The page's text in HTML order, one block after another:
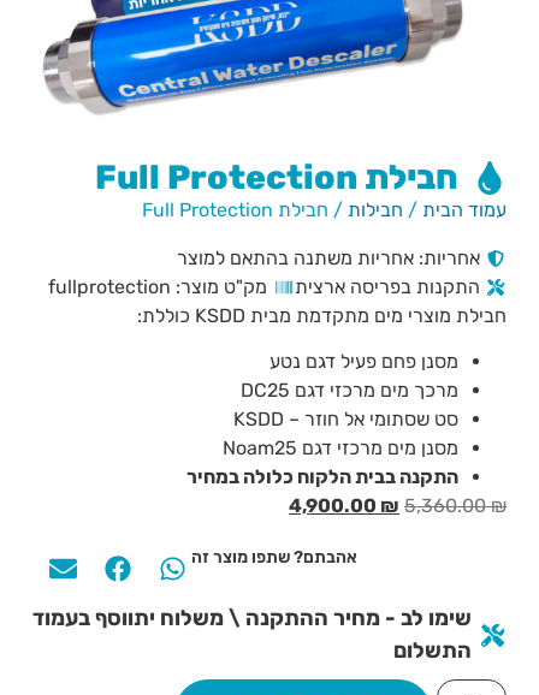
חבילת Full Protection
עמוד הבית / חבילות / חבילת Full Protection
אחריות: אחריות משתנה בהתאם למוצר
התקנות בפריסה ארצית
מק"ט מוצר: fullprotection
חבילת מוצרי מים מתקדמת מבית KSDD כוללת:
מסנן פחם פעיל דגם נטע
מרכך מים מרכזי דגם DC25
סט שסתומי אל חוזר – KSDD
מסנן מים מרכזי דגם Noam25
התקנה בבית הלקוח כלולה במחיר
5,360.00₪
4,900.00 ₪
אהבתם? שתפו מוצר זה
שימו לב - מחיר ההתקנה \ משלוח יתווסף בעמוד
התשלום